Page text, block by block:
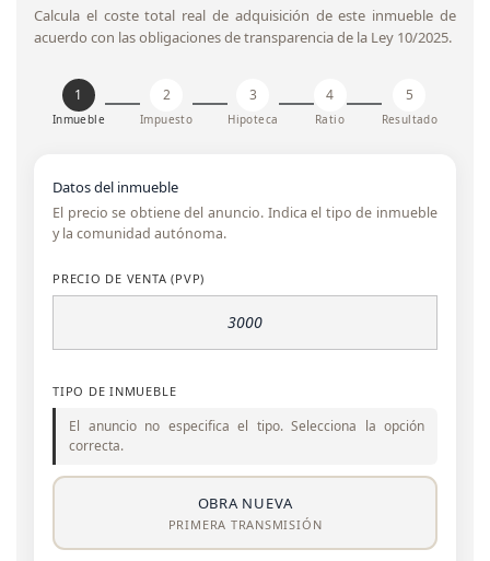
Calcula el coste total real de adquisición de este inmueble de
acuerdo con las obligaciones de transparencia de la Ley 10/2025.
1
Inmueble
2
Impuesto
3
Hipoteca
4
Ratio
5
Resultado
Datos del inmueble
El precio se obtiene del anuncio. Indica el tipo de inmueble
y la comunidad autónoma.
PRECIO DE VENTA (PVP)
TIPO DE INMUEBLE
El anuncio no especifica el tipo. Selecciona la opción
correcta.
OBRA NUEVA
PRIMERA TRANSMISIÓN